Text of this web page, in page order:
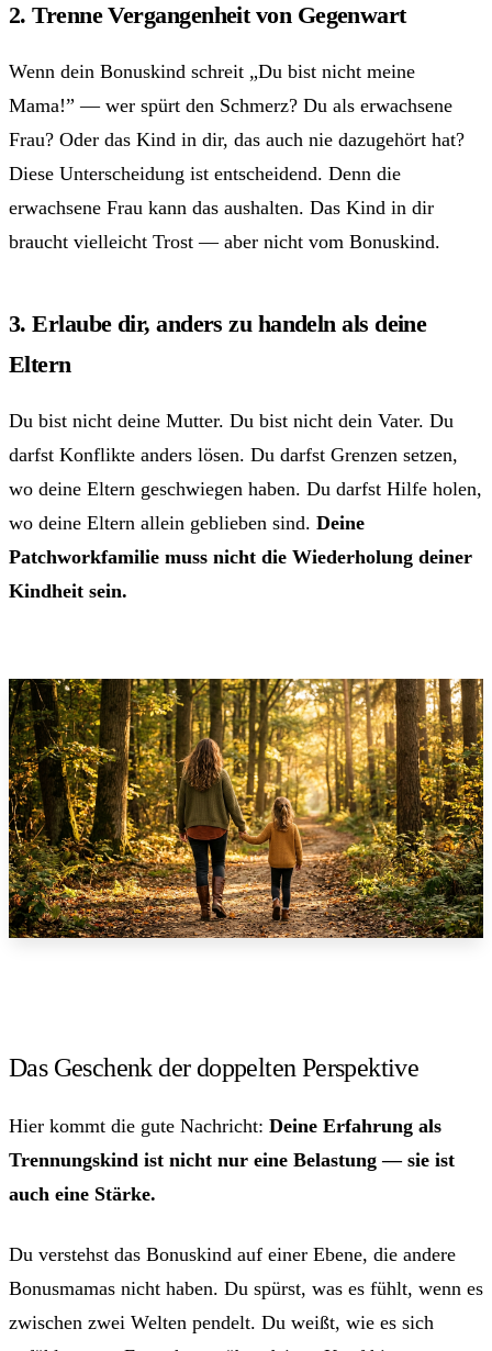
2. Trenne Vergangenheit von Gegenwart
Wenn dein Bonuskind schreit „Du bist nicht meine
Mama!” — wer spürt den Schmerz? Du als erwachsene
Frau? Oder das Kind in dir, das auch nie dazugehört hat?
Diese Unterscheidung ist entscheidend. Denn die
erwachsene Frau kann das aushalten. Das Kind in dir
braucht vielleicht Trost — aber nicht vom Bonuskind.
3. Erlaube dir, anders zu handeln als deine
Eltern
Du bist nicht deine Mutter. Du bist nicht dein Vater. Du
darfst Konflikte anders lösen. Du darfst Grenzen setzen,
wo deine Eltern geschwiegen haben. Du darfst Hilfe holen,
wo deine Eltern allein geblieben sind. Deine
Patchworkfamilie muss nicht die Wiederholung deiner
Kindheit sein.
Das Geschenk der doppelten Perspektive
Hier kommt die gute Nachricht: Deine Erfahrung als
Trennungskind ist nicht nur eine Belastung — sie ist
auch eine Stärke.
Du verstehst das Bonuskind auf einer Ebene, die andere
Bonusmamas nicht haben. Du spürst, was es fühlt, wenn es
zwischen zwei Welten pendelt. Du weißt, wie es sich